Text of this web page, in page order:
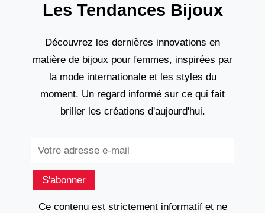
Les Tendances Bijoux
Découvrez les dernières innovations en
matière de bijoux pour femmes, inspirées par
la mode internationale et les styles du
moment. Un regard informé sur ce qui fait
briller les créations d'aujourd'hui.
S'abonner
Ce contenu est strictement informatif et ne